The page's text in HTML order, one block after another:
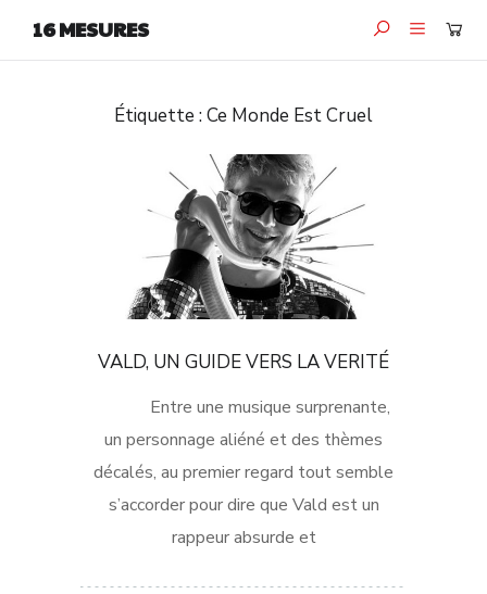
16 MESURES
Étiquette :Ce Monde Est Cruel
VALD, UN GUIDE VERS LA VERITÉ
Entre une musique surprenante,
un personnage aliéné et des thèmes
décalés, au premier regard tout semble
s’accorder pour dire que Vald est un
rappeur absurde et